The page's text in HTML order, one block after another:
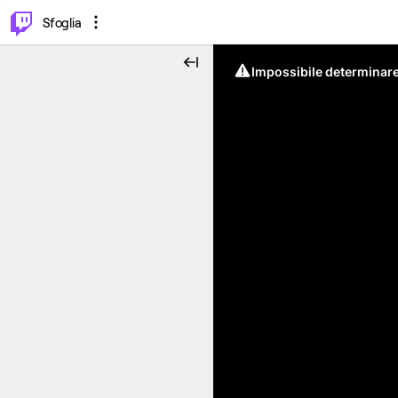
Sfoglia
Impossibile